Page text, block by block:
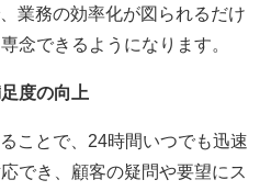
業務の効率化が図られるだけ
念できるようになります。
度の向上
ことで、24時間いつでも迅速
でき、顧客の疑問や要望にス